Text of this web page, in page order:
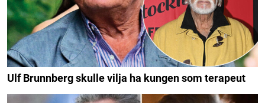
Ulf Brunnberg skulle vilja ha kungen som terapeut